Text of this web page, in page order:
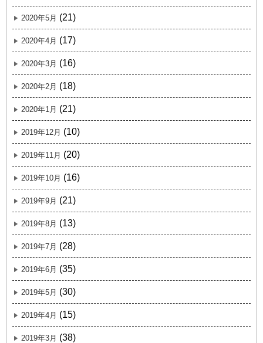
2020年5月 (21)
2020年4月 (17)
2020年3月 (16)
2020年2月 (18)
2020年1月 (21)
2019年12月 (10)
2019年11月 (20)
2019年10月 (16)
2019年9月 (21)
2019年8月 (13)
2019年7月 (28)
2019年6月 (35)
2019年5月 (30)
2019年4月 (15)
2019年3月 (38)